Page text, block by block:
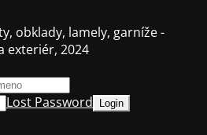
obklady, lamely, garníže -
exteriér, 2024
Lost Password